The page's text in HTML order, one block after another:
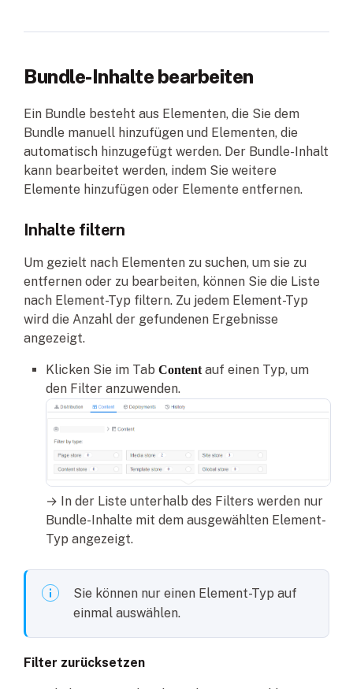
Bundle-Inhalte bearbeiten
Ein Bundle besteht aus Elementen, die Sie dem
Bundle manuell hinzufügen und Elementen, die
automatisch hinzugefügt werden. Der Bundle-Inhalt
kann bearbeitet werden, indem Sie weitere
Elemente hinzufügen oder Elemente entfernen.
Inhalte filtern
Um gezielt nach Elementen zu suchen, um sie zu
entfernen oder zu bearbeiten, können Sie die Liste
nach Element-Typ filtern. Zu jedem Element-Typ
wird die Anzahl der gefundenen Ergebnisse
angezeigt.
Klicken Sie im Tab Content auf einen Typ, um
den Filter anzuwenden.
→ In der Liste unterhalb des Filters werden nur
Bundle-Inhalte mit dem ausgewählten Element-
Typ angezeigt.
Sie können nur einen Element-Typ auf
einmal auswählen.
Filter zurücksetzen